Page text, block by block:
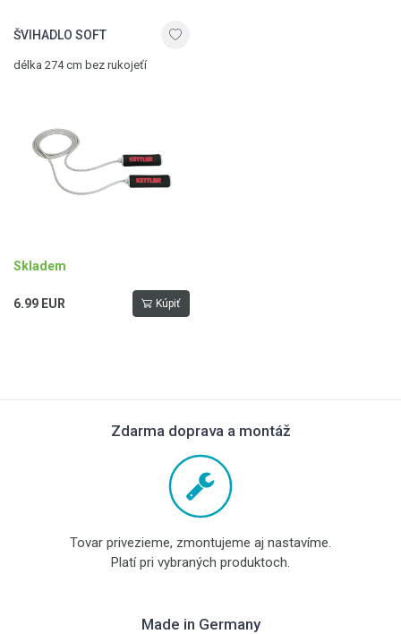
ŠVIHADLO SOFT
délka 274 cm bez rukojeťí
Skladem
6.99 EUR Kúpiť
Zdarma doprava a montáž
Tovar privezieme, zmontujeme aj nastavíme.
Platí pri vybraných produktoch.
Made in Germany